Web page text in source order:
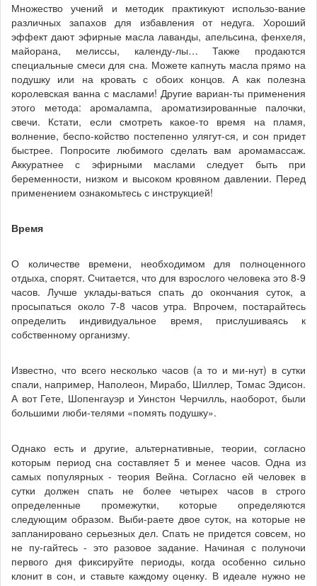
Множество учений и методик практикуют использо-вание
различных запахов для избавления от недуга. Хороший
эффект дают эфирные масла лаванды, апельсина, фенхеля,
майорана, мелиссы, календу-лы… Также продаются
специальные смеси для сна. Можете капнуть масла прямо на
подушку или на кровать с обоих концов. А как полезна
королевская ванна с маслами! Другие вариан-ты применения
этого метода: аромалампа, ароматизированные палочки,
свечи. Кстати, если смотреть какое-то время на пламя,
волнение, беспо-койство постепенно улягут-ся, и сон придет
быстрее. Попросите любимого сделать вам аромамассаж.
Аккуратнее с эфирными маслами следует быть при
беременности, низком и высоком кровяном давлении. Перед
применением ознакомьтесь с инструкцией!
Время
О количестве времени, необходимом для полноценного
отдыха, спорят. Считается, что для взрослого человека это 8-9
часов. Лучше уклады-ваться спать до окончания суток, а
просыпаться около 7-8 часов утра. Впрочем, постарайтесь
определить индивидуальное время, прислушиваясь к
собственному организму.
Известно, что всего несколько часов (а то и ми-нут) в сутки
спали, например, Наполеон, Мирабо, Шиллер, Томас Эдисон.
А вот Гете, Шопенгауэр и Уинстон Черчилль, наоборот, были
большими люби-телями «помять подушку».
Однако есть и другие, альтернативные, теории, согласно
которым период сна составляет 5 и менее часов. Одна из
самых популярных - теория Вейна. Согласно ей человек в
сутки должен спать не более четырех часов в строго
определенные промежутки, которые определяются
следующим образом. Выби-раете двое суток, на которые не
запланировано серьезных дел. Спать не придется совсем, но
не пу-гайтесь - это разовое задание. Начиная с полуночи
первого дня фиксируйте периоды, когда особенно сильно
клонит в сон, и ставьте каждому оценку. В идеале нужно не